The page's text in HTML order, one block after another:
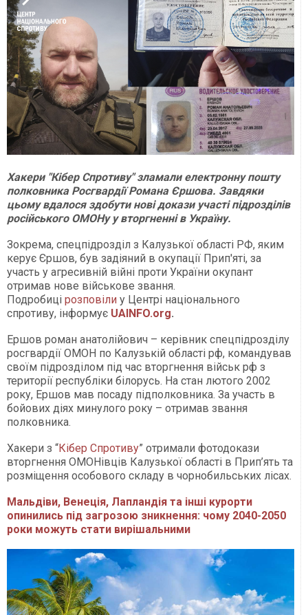
Хакери "Кібер Спротиву" зламали електронну пошту
полковника Росгвардії Романа Єршова. Завдяки
цьому вдалося здобути нові докази участі підрозділів
російського ОМОНу у вторгненні в Україну.
Зокрема, спецпідрозділ з Калузької області РФ, яким
керує Єршов, був задіяний в окупації Прип'яті, за
участь у агресивній війні проти України окупант
отримав нове військове звання.
Подробиці розповіли у Центрі національного
спротиву, інформує UAINFO.org.
Ершов роман анатолійович – керівник спецпідрозділу
росгвардії ОМОН по Калузькій області рф, командував
своїм підрозділом під час вторгнення військ рф з
території республіки білорусь. На стан лютого 2002
року, Ершов мав посаду підполковника. За участь в
бойових діях минулого року – отримав звання
полковника.
Хакери з “Кібер Спротиву” отримали фотодокази
вторгнення ОМОНівців Калузької області в Прип’ять та
розміщення особового складу в чорнобильських лісах.
Мальдіви, Венеція, Лапландія та інші курорти
опинились під загрозою зникнення: чому 2040-2050
роки можуть стати вирішальними